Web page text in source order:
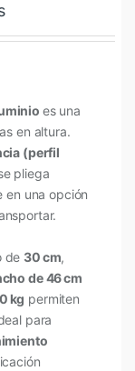
es una
en altura.
(perfil
pliega
en una opción
de 30 cm,
de 46 cm
kg permiten
para